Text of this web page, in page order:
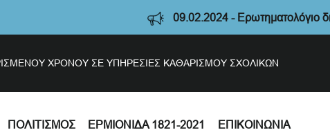
09.02.2024 - Ερωτηματολόγιο
ΧΡΟΝΟΥ ΣΕ ΥΠΗΡΕΣΙΕΣ ΚΑΘΑΡΙΣΜΟΥ ΣΧΟΛΙΚΩΝ
ΠΟΛΙΤΙΣΜΌΣ ΕΡΜΙΟΝΊΔΑ 1821-2021 ΕΠΙΚΟΙΝΩΝΊΑ